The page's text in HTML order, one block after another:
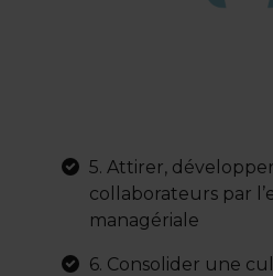
5. Attirer,
collaborateurs par
managériale
6. Consolider une